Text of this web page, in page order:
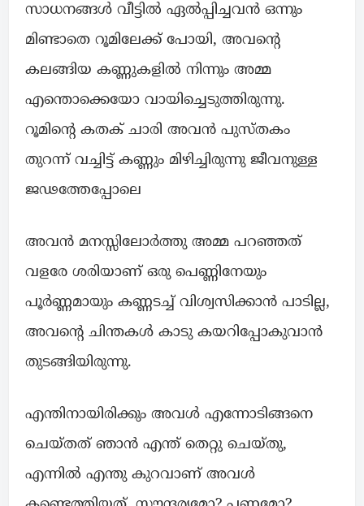
സാധനങ്ങൾ വീട്ടിൽ ഏൽപ്പിച്ചവൻ ഒന്നും
മിണ്ടാതെ റൂമിലേക്ക് പോയി, അവന്റെ
കലങ്ങിയ കണ്ണുകളിൽ നിന്നും അമ്മ
എന്തൊക്കെയോ വായിച്ചെടുത്തിരുന്നു.
റൂമിന്റെ കതക് ചാരി അവൻ പുസ്തകം
തുറന്ന് വച്ചിട്ട് കണ്ണും മിഴിച്ചിരുന്നു ജീവനുള്ള
ജഢത്തേപ്പോലെ
അവൻ മനസ്സിലോർത്തു അമ്മ പറഞ്ഞത്
വളരേ ശരിയാണ് ഒരു പെണ്ണിനേയും
പൂർണ്ണമായും കണ്ണടച്ച് വിശ്വസിക്കാൻ പാടില്ല,
അവന്റെ ചിന്തകൾ കാടു കയറിപ്പോകുവാൻ
തുടങ്ങിയിരുന്നു.
എന്തിനായിരിക്കും അവൾ എന്നോടിങ്ങനെ
ചെയ്തത് ഞാൻ എന്ത് തെറ്റു ചെയ്തു,
എന്നിൽ എന്തു കുറവാണ് അവൾ